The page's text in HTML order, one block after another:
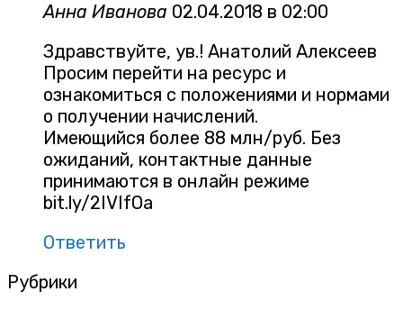
Анна Иванова 02.04.2018 в 02:00
Здравствуйте, ув.! Анатолий Алексеев
Просим перейти на ресурс и
ознакомиться с положениями и нормами
о получении начислений.
Имеющийся более 88 млн/руб. Без
ожиданий, контактные данные
принимаются в онлайн режиме
bit.ly/2IVIfOa
Ответить
Рубрики